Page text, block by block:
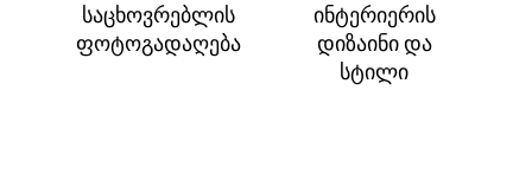
საცხოვრებლის
ფოტოგადაღება
ინტერიერის
დიზაინი და
სტილი